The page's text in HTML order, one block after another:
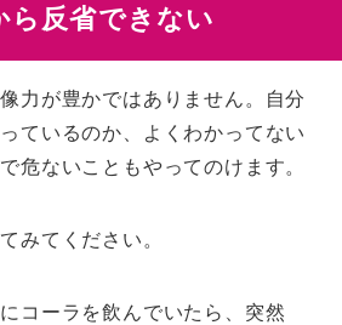
ら反省できない
力が豊かではありません。自分
ているのか、よくわかってない
危ないこともやってのけます。
みてください。
コーラを飲んでいたら、突然